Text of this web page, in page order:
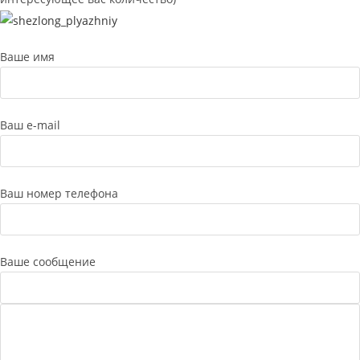
Ваше имя
Ваш e-mail
Ваш номер телефона
Ваше сообщение